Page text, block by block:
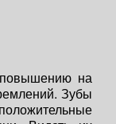
на
Зубы